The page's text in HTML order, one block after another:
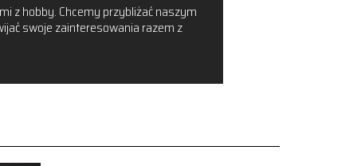
z hobby. Chcemy przybliżać naszym
swoje zainteresowania razem z